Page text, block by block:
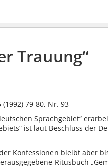
Trauung“
79-80, Nr. 93
Sprachgebiet“
ist laut Beschluss der
Konfessionen bleibt aber
Ritusbuch